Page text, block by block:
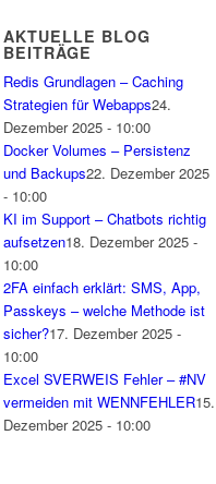
AKTUELLE BLOG
BEITRÄGE
Redis Grundlagen – Caching
Strategien für Webapps24.
Dezember 2025 - 10:00
Docker Volumes – Persistenz
und Backups22. Dezember 2025
- 10:00
KI im Support – Chatbots richtig
aufsetzen18. Dezember 2025 -
10:00
2FA einfach erklärt: SMS, App,
Passkeys – welche Methode ist
sicher?17. Dezember 2025 -
10:00
Excel SVERWEIS Fehler – #NV
vermeiden mit WENNFEHLER15.
Dezember 2025 - 10:00